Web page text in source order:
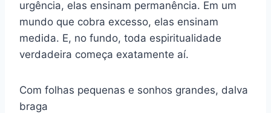
urgência, elas ensinam permanência. Em um
mundo que cobra excesso, elas ensinam
medida. E, no fundo, toda espiritualidade
verdadeira começa exatamente aí.
Com folhas pequenas e sonhos grandes, dalva
braga